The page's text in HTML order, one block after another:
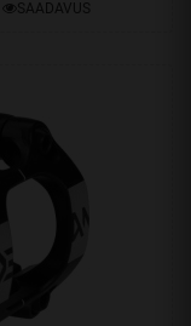
SAADAVUS